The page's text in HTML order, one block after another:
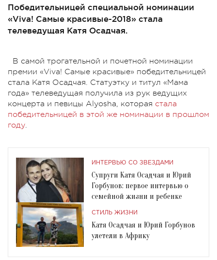
Победительницей специальной номинации
«Viva! Самые красивые-2018» стала
телеведущая Катя Осадчая.
В самой трогательной и почетной номинации
премии «Viva! Самые красивые» победительницей
стала Катя Осадчая. Статуэтку и титул «Мама
года» телеведущая получила из рук ведущих
концерта и певицы Alyosha, которая стала
победительницей в этой же номинации в прошлом
году.
ИНТЕРВЬЮ СО ЗВЕЗДАМИ
Супруги Катя Осадчая и Юрий
Горбунов: первое интервью о
семейной жизни и ребенке
СТИЛЬ ЖИЗНИ
Катя Осадчая и Юрий Горбунов
улетели в Африку